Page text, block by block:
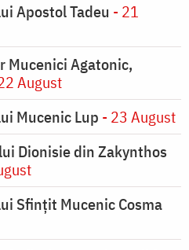
Apostol Tadeu - 21
Mucenici Agatonic,
August
Mucenic Lup - 23 August
Dionisie din Zakynthos
Sfințit Mucenic Cosma